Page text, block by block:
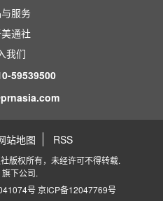
服务
通社
我们
59539500
站地图 RSS
版权所有，未经许可不得转载.
旗下公司.
号 京ICP备12047769号